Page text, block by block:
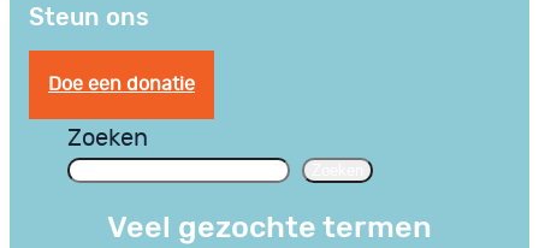
Steun ons
Doe een donatie
Zoeken
Veel gezochte termen